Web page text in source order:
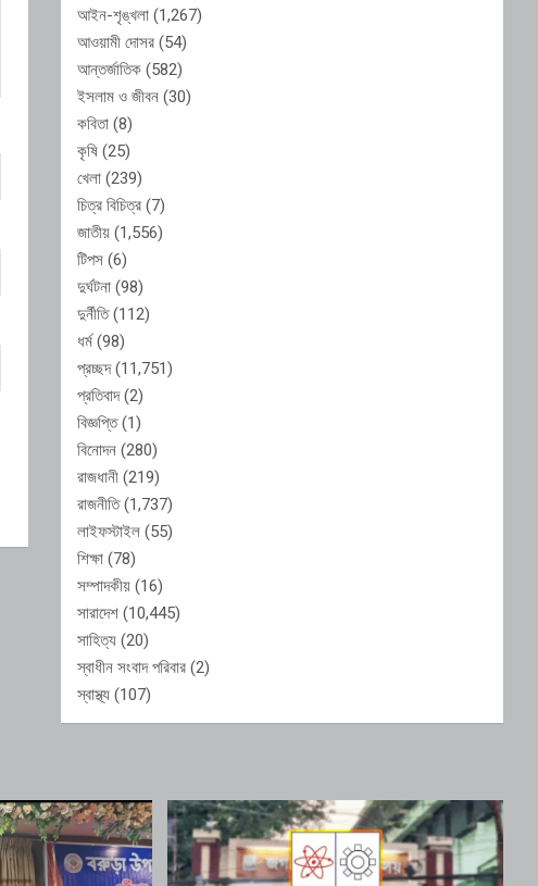
আইন-শৃঙ্খলা (1,267)
আওয়ামী দোসর (54)
আন্তর্জাতিক (582)
ইসলাম ও জীবন (30)
কবিতা (8)
কৃষি (25)
খেলা (239)
চিত্র বিচিত্র (7)
জাতীয় (1,556)
টিপস (6)
দুর্ঘটনা (98)
দুর্নীতি(112)
ধর্ম(98)
প্রচ্ছদ(11,751)
প্রতিবাদ(2)
বিজ্ঞপ্তি(1)
বিনোদন (280)
রাজধানী (219)
রাজনীতি(1,737)
লাইফস্টাইল (55)
শিক্ষা (78)
সম্পাদকীয় (16)
সারাদেশ (10,445)
সাহিত্য (20)
স্বাধীন সংবাদ পরিবার (2)
স্বাস্থ্য (107)